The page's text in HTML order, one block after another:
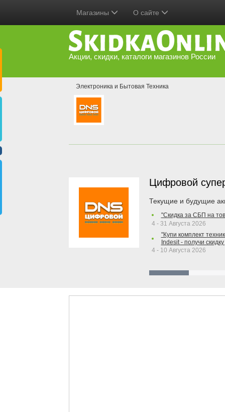
Магазины О сайте
Акции, скидки, каталоги магазинов России
Электроника и Бытовая Техника
Цифровой
Текущие и будущие
"Скидка за СБП на
4 - 31 Августа 2026
"Купи комплект
Indesit - получи
4 - 10 Августа 2026